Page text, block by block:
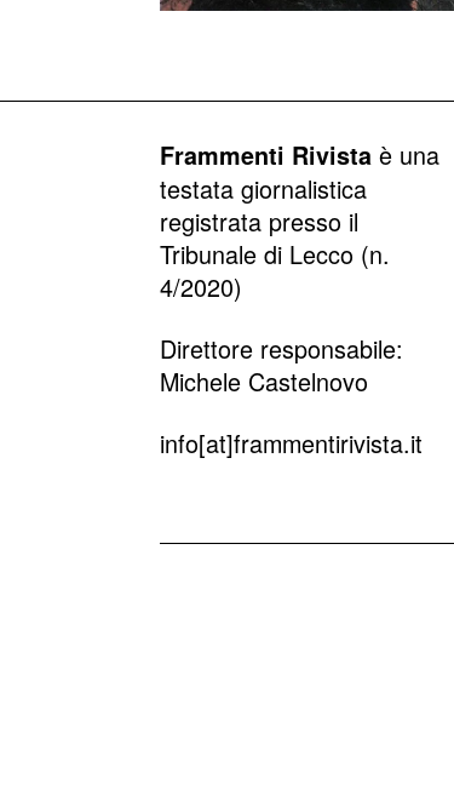
Frammenti Rivista è una
testata giornalistica
registrata presso il
Tribunale di Lecco (n.
4/2020)
Direttore responsabile:
Michele Castelnovo
info[at]frammentirivista.it